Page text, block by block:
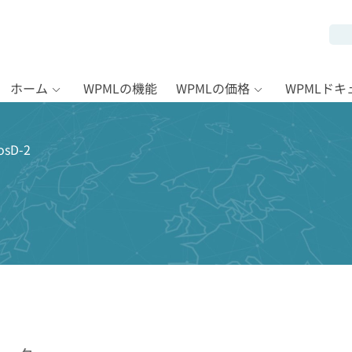
ホーム WPMLの機能 WPMLの価格 WPMLドキ
2